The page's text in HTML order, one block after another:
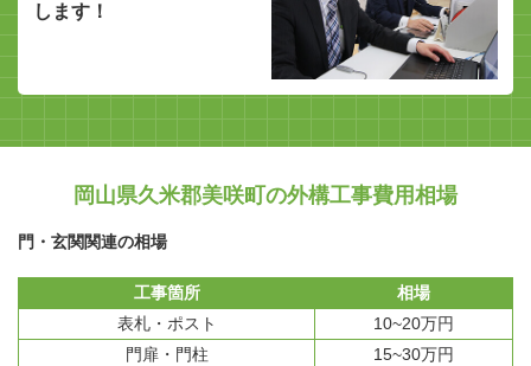
します！
岡山県久米郡美咲町の外構工事費用相場
門・玄関関連の相場
工事箇所
相場
表札・ポスト
10~20万円
門扉・門柱
15~30万円